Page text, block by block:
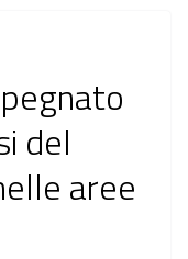
del
aree